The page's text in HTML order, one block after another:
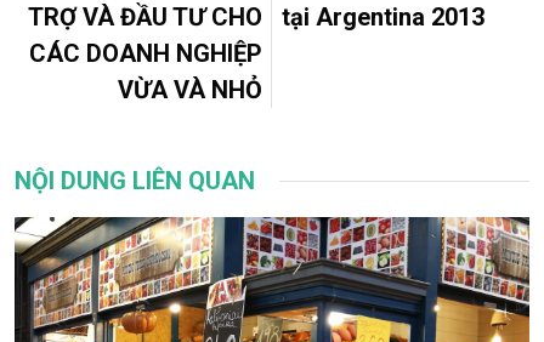
TRỢ VÀ ĐẦU TƯ CHO
CÁC DOANH NGHIỆP
VỪA VÀ NHỎ
tại Argentina 2013
NỘI DUNG LIÊN QUAN